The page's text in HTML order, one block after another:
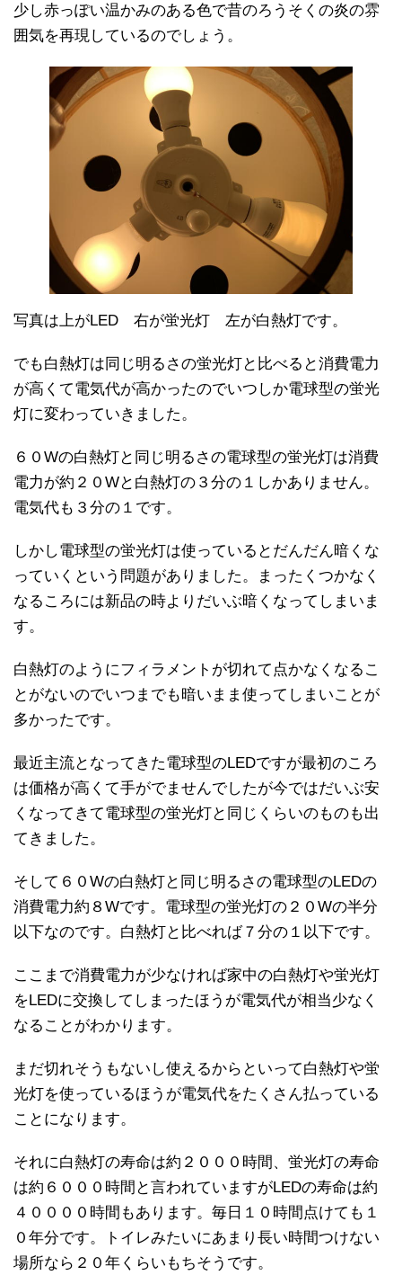
少し赤っぽい温かみのある色で昔のろうそくの炎の雰
囲気を再現しているのでしょう。
写真は上がLED 右が蛍光灯 左が白熱灯です。
でも白熱灯は同じ明るさの蛍光灯と比べると消費電力
が高くて電気代が高かったのでいつしか電球型の蛍光
灯に変わっていきました。
６０Wの白熱灯と同じ明るさの電球型の蛍光灯は消費
電力が約２０Wと白熱灯の３分の１しかありません。
電気代も３分の１です。
しかし電球型の蛍光灯は使っているとだんだん暗くな
っていくという問題がありました。まったくつかなく
なるころには新品の時よりだいぶ暗くなってしまいま
す。
白熱灯のようにフィラメントが切れて点かなくなるこ
とがないのでいつまでも暗いまま使ってしまいことが
多かったです。
最近主流となってきた電球型のLEDですが最初のころ
は価格が高くて手がでませんでしたが今ではだいぶ安
くなってきて電球型の蛍光灯と同じくらいのものも出
てきました。
そして６０Wの白熱灯と同じ明るさの電球型のLEDの
消費電力約８Wです。電球型の蛍光灯の２０Wの半分
以下なのです。白熱灯と比べれば７分の１以下です。
ここまで消費電力が少なければ家中の白熱灯や蛍光灯
をLEDに交換してしまったほうが電気代が相当少なく
なることがわかります。
まだ切れそうもないし使えるからといって白熱灯や蛍
光灯を使っているほうが電気代をたくさん払っている
ことになります。
それに白熱灯の寿命は約２０００時間、蛍光灯の寿命
は約６０００時間と言われていますがLEDの寿命は約
４００００時間もあります。毎日１０時間点けても１
０年分です。トイレみたいにあまり長い時間つけない
場所なら２０年くらいもちそうです。